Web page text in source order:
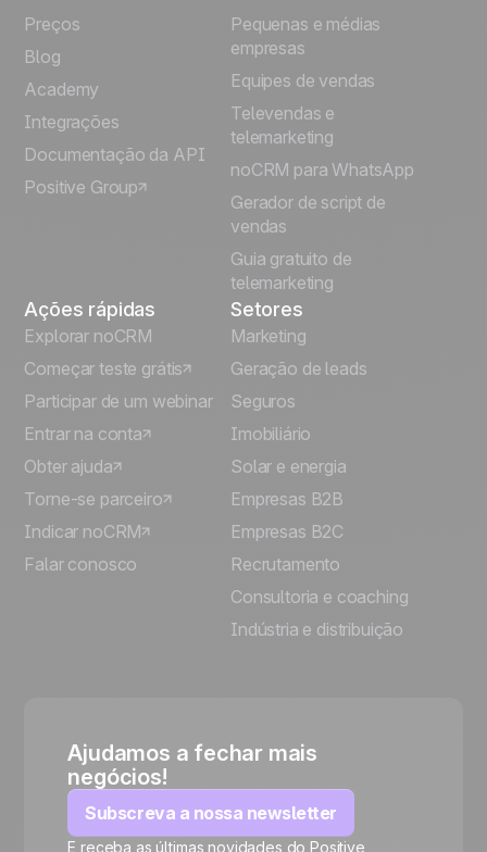
Français
Español
Italiano
Deutsch
Preços
Blog
Academy
Integrações
Documentação da API
Positive Group
Pequenas e médias
empresas
Equipes de vendas
Televendas e
telemarketing
noCRM para WhatsApp
Gerador de script de
vendas
Guia gratuito de
telemarketing
Ações rápidas
Explorar noCRM
Começar teste grátis
Participar de um webinar
Entrar na conta
Obter ajuda
Torne-se parceiro
Indicar noCRM
Falar conosco
Setores
Marketing
Geração de leads
Seguros
Imobiliário
Solar e energia
Empresas B2B
Empresas B2C
Recrutamento
Consultoria e coaching
Indústria e distribuição
Ajudamos a fechar mais
negócios!
Subscreva a nossa newsletter
E receba as últimas novidades do Positive